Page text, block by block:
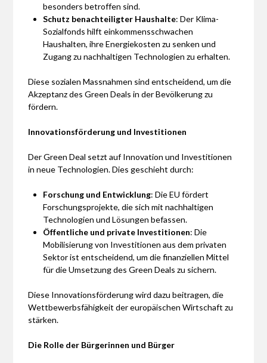
besonders betroffen sind.
Schutz benachteiligter Haushalte: Der Klima-
Sozialfonds hilft einkommensschwachen
Haushalten, ihre Energiekosten zu senken und
Zugang zu nachhaltigen Technologien zu erhalten.
Diese sozialen Massnahmen sind entscheidend, um die
Akzeptanz des Green Deals in der Bevölkerung zu
fördern.
Innovationsförderung und Investitionen
Der Green Deal setzt auf Innovation und Investitionen
in neue Technologien. Dies geschieht durch:
Forschung und Entwicklung: Die EU fördert
Forschungsprojekte, die sich mit nachhaltigen
Technologien und Lösungen befassen.
Öffentliche und private Investitionen: Die
Mobilisierung von Investitionen aus dem privaten
Sektor ist entscheidend, um die finanziellen Mittel
für die Umsetzung des Green Deals zu sichern.
Diese Innovationsförderung wird dazu beitragen, die
Wettbewerbsfähigkeit der europäischen Wirtschaft zu
stärken.
Die Rolle der Bürgerinnen und Bürger